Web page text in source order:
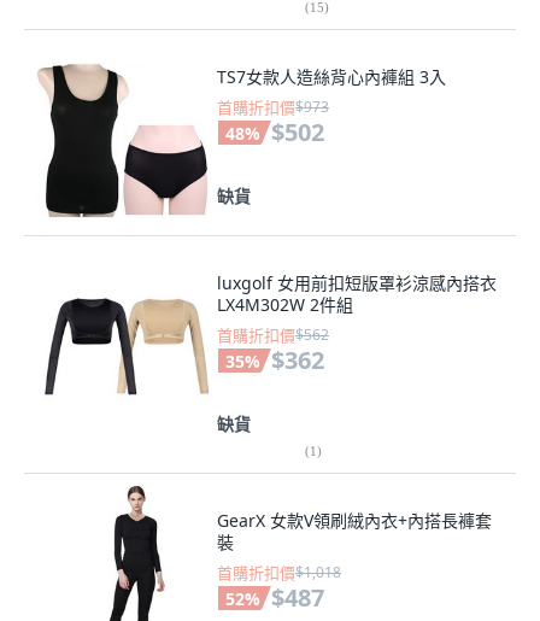
(15)
TS7女款人造絲背心內褲組 3入
首購折扣價$973
48% $502
缺貨
luxgolf 女用前扣短版罩衫涼感內搭衣
LX4M302W 2件組
首購折扣價$562
35% $362
缺貨
(1)
GearX 女款V領刷絨內衣+內搭長褲套
裝
首購折扣價$1,018
52% $487